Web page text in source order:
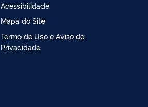
Acessibilidade
Mapa do Site
Termo de Uso e Aviso de
Privacidade